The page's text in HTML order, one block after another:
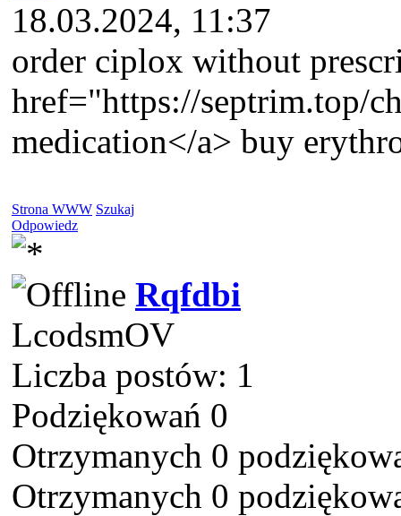
18.03.2024, 11:37
order ciplox without
href="https://septrim.top/
medication</a> buy
Strona WWW Szukaj
Odpowiedz
Rqfdbi
LcodsmOV
Liczba postów: 1
Podziękowań 0
Otrzymanych 0
Otrzymanych 0